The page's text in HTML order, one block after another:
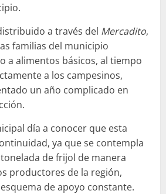
a través del Mercadito,
familias del municipio
a alimentos básicos, al tiempo
a los campesinos,
un año complicado en
día a conocer que esta
ya que se contempla
de frijol de manera
productores de la región,
de apoyo constante.